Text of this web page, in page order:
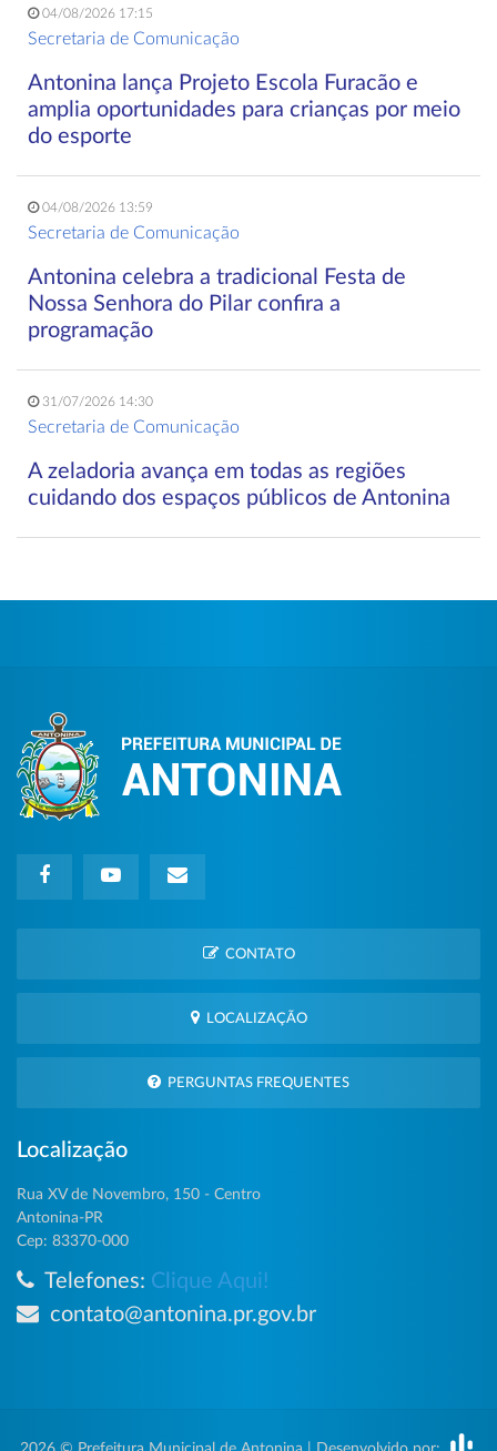
04/08/2026 17:15
Secretaria de Comunicação
Antonina lança Projeto Escola Furacão e
amplia oportunidades para crianças por meio
do esporte
04/08/2026 13:59
Secretaria de Comunicação
Antonina celebra a tradicional Festa de
Nossa Senhora do Pilar confira a
programação
31/07/2026 14:30
Secretaria de Comunicação
A zeladoria avança em todas as regiões
cuidando dos espaços públicos de Antonina
CONTATO
LOCALIZAÇÃO
PERGUNTAS FREQUENTES
Localização
Rua XV de Novembro, 150 - Centro
Antonina-PR
Cep: 83370-000
Telefones: Clique Aqui!
contato@antonina.pr.gov.br